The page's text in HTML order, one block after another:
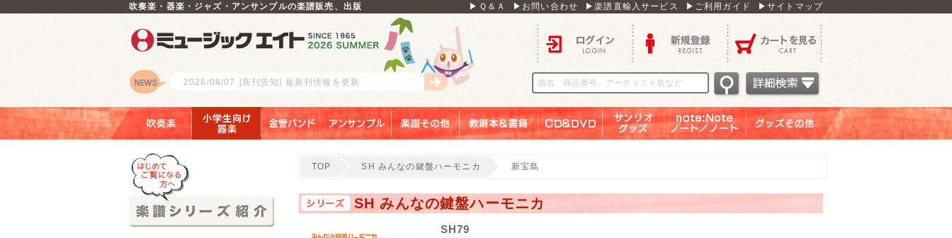
吹奏楽・器楽・ジャズ・アンサンブルの楽譜販売、出版 ▶Ｑ＆Ａ ▶お問い合わせ ▶楽譜直輸入サービス ▶ご利用ガイド ▶サイトマップ
ロゴ
2026/08/07 [新刊告知] 最新刊情報を更新
TOP SH みんなの鍵盤ハーモニカ 新宝島
SH みんなの鍵盤ハーモニカ
SH79